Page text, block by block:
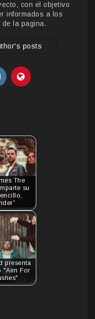
con el objetivo
informados a los
la pagina.
posts
The
su
presenta
"Aim For